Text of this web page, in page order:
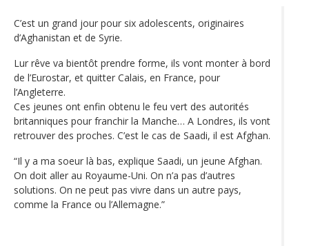
C’est un grand jour pour six adolescents, originaires
d’Aghanistan et de Syrie.
Lur rêve va bientôt prendre forme, ils vont monter à bord
de l’Eurostar, et quitter Calais, en France, pour
l’Angleterre.
Ces jeunes ont enfin obtenu le feu vert des autorités
britanniques pour franchir la Manche… A Londres, ils vont
retrouver des proches. C’est le cas de Saadi, il est Afghan.
“Il y a ma soeur là bas, explique Saadi, un jeune Afghan.
On doit aller au Royaume-Uni. On n’a pas d’autres
solutions. On ne peut pas vivre dans un autre pays,
comme la France ou l’Allemagne.”